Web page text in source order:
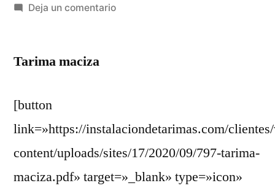
por
Deja un comentarioen
Att.
Tarima maciza
[button
link=»https://instalaciondetarimas.com/
content/uploads/sites/17/2020/09/797-tarima-
maciza.pdf» target=»_blank» type=»icon»